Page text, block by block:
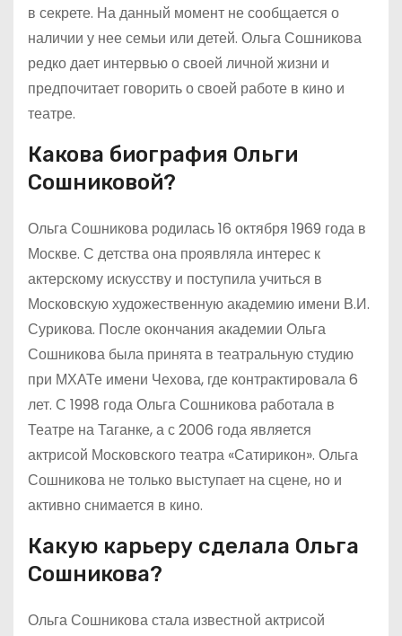
в секрете. На данный момент не сообщается о
наличии у нее семьи или детей. Ольга Сошникова
редко дает интервью о своей личной жизни и
предпочитает говорить о своей работе в кино и
театре.
Какова биография Ольги
Сошниковой?
Ольга Сошникова родилась 16 октября 1969 года в
Москве. С детства она проявляла интерес к
актерскому искусству и поступила учиться в
Московскую художественную академию имени В.И.
Сурикова. После окончания академии Ольга
Сошникова была принята в театральную студию
при МХАТе имени Чехова, где контрактировала 6
лет. С 1998 года Ольга Сошникова работала в
Театре на Таганке, а с 2006 года является
актрисой Московского театра «Сатирикон». Ольга
Сошникова не только выступает на сцене, но и
активно снимается в кино.
Какую карьеру сделала Ольга
Сошникова?
Ольга Сошникова стала известной актрисой